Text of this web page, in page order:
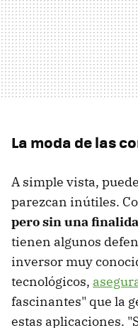
La moda de las
A simple vista,
parezcan inútiles.
pero sin una
tienen algunos
inversor muy
tecnológicos,
fascinantes" que la
estas aplicaciones.